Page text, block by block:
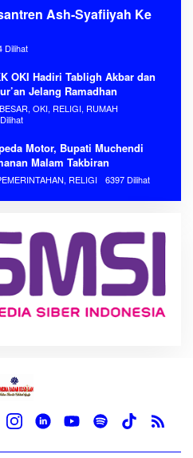
Ash-Syafiiyah Ke
Dilihat
OKI Hadiri Tabligh Akbar dan
Jelang Ramadhan
OKI, RELIGI, RUMAH
Motor, Bupati Muchendi
Malam Takbiran
RELIGI 6397 Dilihat